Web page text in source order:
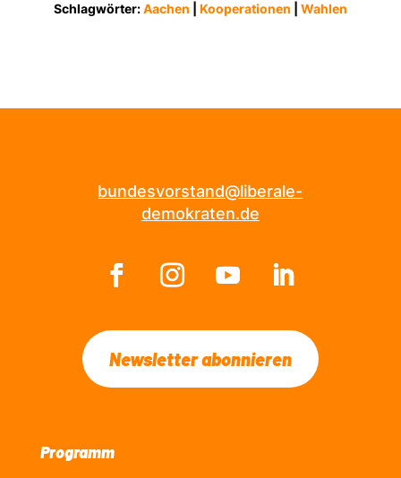
Schlagwörter:Aachen Kooperationen Wahlen
bundesvorstand@liberale-
demokraten.de
Newsletter abonnieren
Programm